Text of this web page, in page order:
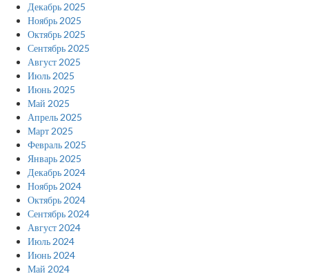
Декабрь 2025
Ноябрь 2025
Октябрь 2025
Сентябрь 2025
Август 2025
Июль 2025
Июнь 2025
Май 2025
Апрель 2025
Март 2025
Февраль 2025
Январь 2025
Декабрь 2024
Ноябрь 2024
Октябрь 2024
Сентябрь 2024
Август 2024
Июль 2024
Июнь 2024
Май 2024